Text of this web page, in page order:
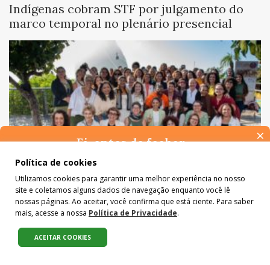
Indígenas cobram STF por julgamento do
marco temporal no plenário presencial
Cem anos depois: o legado vivo de Marie
Curie no Pão de Açúcar
Compartilhe:
Política de cookies
Utilizamos cookies para garantir uma melhor experiência no nosso
site e coletamos alguns dados de navegação enquanto você lê
nossas páginas. Ao aceitar, você confirma que está ciente. Para saber
mais, acesse a nossa Política de Privacidade.
ACEITAR COOKIES
×
Ei, antes de fechar…
Pense na importância de manter-se informado(a). Quer ter
colunistas e reportagens especiais? Receba a nossa newsletter.
É de graça :)